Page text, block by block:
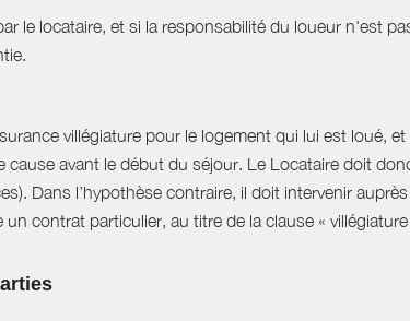
le locataire, et si la responsabilité du loueur n'est
villégiature pour le logement qui lui est loué,
avant le début du séjour. Le Locataire doit
Dans l’hypothèse contraire, il doit intervenir
contrat particulier, au titre de la clause « villégiature